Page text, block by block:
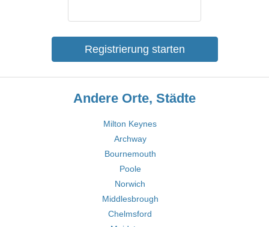
Registrierung starten
Andere Orte, Städte
Milton Keynes
Archway
Bournemouth
Poole
Norwich
Middlesbrough
Chelmsford